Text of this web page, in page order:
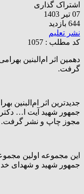
اشتراک گذاری
07 تیر 1403
644 بازدید
نشر تعلیم
کد مطلب : 1057
دهمین اثر ام‌البنین
گرفت.
جدیدترین اثر ام‌البنین
جمهور شهید آیت ا…
مجوز چاپ و نشر گرفت.
این مجموعه اولین
جمهور شهید و شهدای